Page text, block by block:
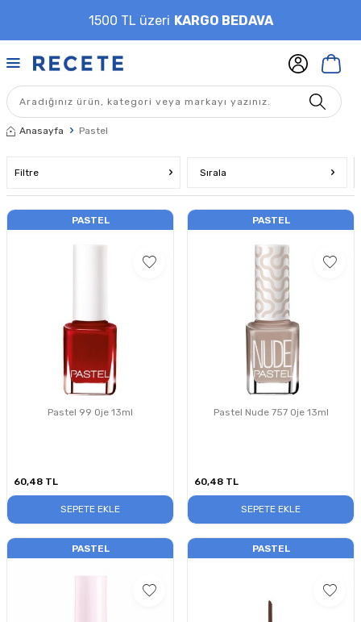
1500 TL üzeri KARGO BEDAVA
Anasayfa Pastel
Filtre Sırala
PASTEL
Pastel 99 Oje 13ml
60,48 TL
SEPETE EKLE
PASTEL
Pastel Nude 757 Oje 13ml
60,48 TL
SEPETE EKLE
PASTEL PASTEL